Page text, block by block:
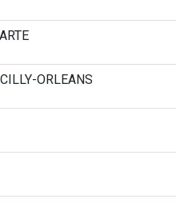
ORLEANS